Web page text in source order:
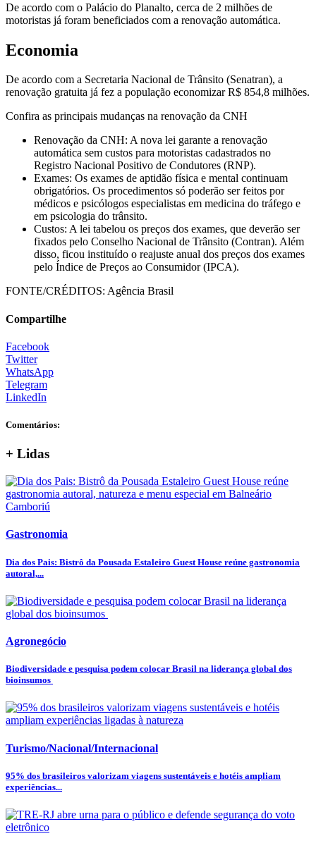
De acordo com o Palácio do Planalto, cerca de 2 milhões de
motoristas já foram beneficiados com a renovação automática.
Economia
De acordo com a Secretaria Nacional de Trânsito (Senatran), a
renovação gratuita já fez a população economizar R$ 854,8 milhões.
Confira as principais mudanças na renovação da CNH
Renovação da CNH: A nova lei garante a renovação
automática sem custos para motoristas cadastrados no
Registro Nacional Positivo de Condutores (RNP).
Exames: Os exames de aptidão física e mental continuam
obrigatórios. Os procedimentos só poderão ser feitos por
médicos e psicólogos especialistas em medicina do tráfego e
em psicologia do trânsito.
Custos: A lei tabelou os preços dos exames, que deverão ser
fixados pelo Conselho Nacional de Trânsito (Contran). Além
disso, ficou instituído o reajuste anual dos preços dos exames
pelo Índice de Preços ao Consumidor (IPCA).
FONTE/CRÉDITOS: Agência Brasil
Compartilhe
Facebook
Twitter
WhatsApp
Telegram
LinkedIn
Comentários:
+ Lidas
Gastronomia
Dia dos Pais: Bistrô da Pousada Estaleiro Guest House reúne gastronomia
autoral,...
Agronegócio
Biodiversidade e pesquisa podem colocar Brasil na liderança global dos
bioinsumos
Turismo/Nacional/Internacional
95% dos brasileiros valorizam viagens sustentáveis e hotéis ampliam
experiências...